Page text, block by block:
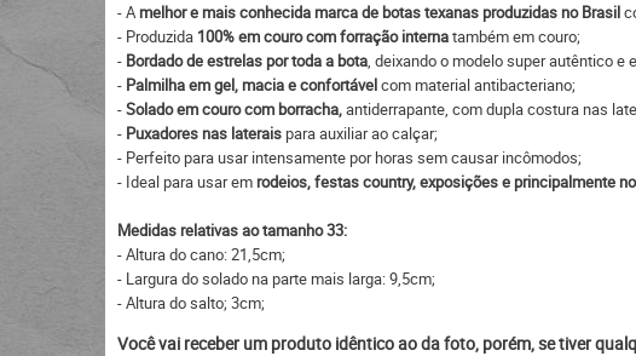
- Amelhor e mais conhecida marca de botas texanas produzidas no Brasil
- Produzida 100% em couro com forração internatambém em couro;
- Bordado de estrelas por toda a bota, deixando o modelo super autêntico e
- Palmilha em gel, macia e confortávelcom material antibacteriano;
-Solado em couro com borracha,antiderrapante, com dupla costura nas
- Puxadores nas laterais para auxiliar ao calçar;
- Perfeito para usar intensamente por horas sem causar incômodos;
- Ideal para usar em rodeios, festas country, exposições e principalmente
Medidas relativas ao tamanho 33:
- Altura do cano: 21,5cm;
- Largura do solado na parte mais larga: 9,5cm;
- Altura do salto; 3cm;
Você vai receber um produto idêntico ao da foto, porém, se tiver